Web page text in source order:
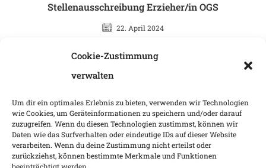
Cookie-Zustimmung
verwalten
Um dir ein optimales Erlebnis zu bieten, verwenden wir Technologien
wie Cookies, um Geräteinformationen zu speichern und/oder darauf
zuzugreifen. Wenn du diesen Technologien zustimmst, können wir
Daten wie das Surfverhalten oder eindeutige IDs auf dieser Website
verarbeiten. Wenn du deine Zustimmung nicht erteilst oder
zurückziehst, können bestimmte Merkmale und Funktionen
Stellenausschreibung Erzieher/in OGS
22. April 2024
Sommerferiengruß
Klassenfahrt der dritten Klassen
Großer Erfolg für die Schulagentur
Tanzprojekt: Wir bewegen Schule